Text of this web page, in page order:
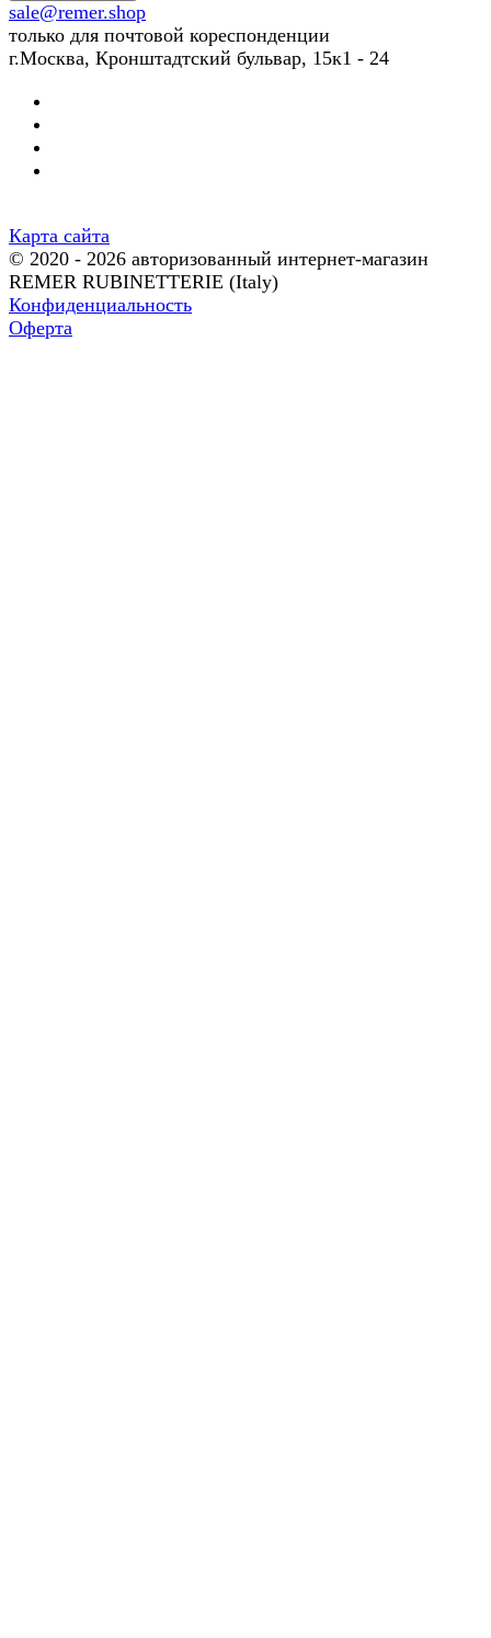
sale@remer.shop
только для почтовой кореспонденции
г.Москва, Кронштадтский бульвар, 15к1 - 24
Карта сайта
© 2020 - 2026 авторизованный интернет-магазин
REMER RUBINETTERIE (Italy)
Конфиденциальность
Оферта